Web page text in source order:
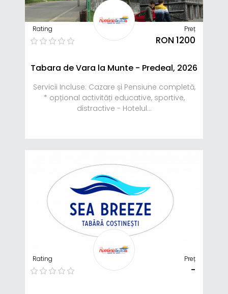
Rating Preț
RON 1200
Tabara de Vara la Munte - Predeal, 2026
Servicii Incluse: Cazare și Pensiune completă,
* opțional activități educative, sportive,
distractive - Hotelul...
Rating Preț
-